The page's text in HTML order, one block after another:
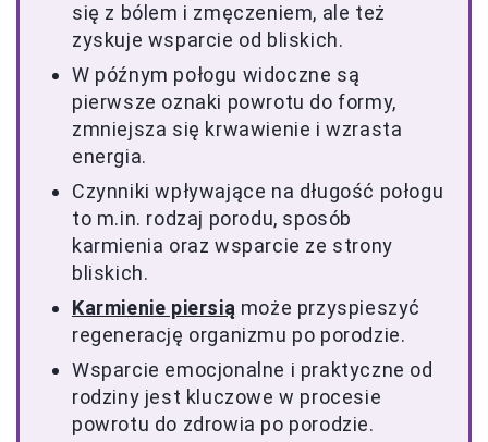
się z bólem i zmęczeniem, ale też
zyskuje wsparcie od bliskich.
W późnym połogu widoczne są
pierwsze oznaki powrotu do formy,
zmniejsza się krwawienie i wzrasta
energia.
Czynniki wpływające na długość połogu
to m.in. rodzaj porodu, sposób
karmienia oraz wsparcie ze strony
bliskich.
Karmienie piersią może przyspieszyć
regenerację organizmu po porodzie.
Wsparcie emocjonalne i praktyczne od
rodziny jest kluczowe w procesie
powrotu do zdrowia po porodzie.